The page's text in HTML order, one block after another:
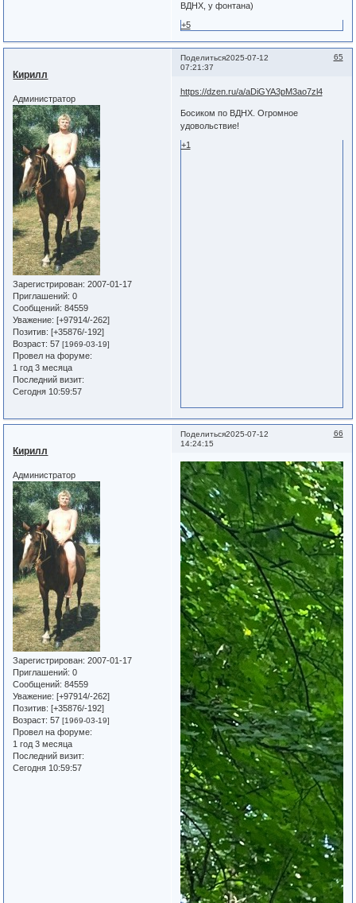
ВДНХ, у фонтана)
+5
Поделиться 65
2025-07-12
07:21:37
Кирилл
Администратор
Зарегистрирован: 2007-01-17
Приглашений: 0
Сообщений: 84559
Уважение: [+97914/-262]
Позитив: [+35876/-192]
Возраст: 57[1969-03-19]
Провел на форуме:
1 год 3 месяца
Последний визит:
Сегодня 10:59:57
https://dzen.ru/a/aDiGYA3pM3ao7zl4
Босиком по ВДНХ. Огромное
удовольствие!
+1
Поделиться 66
2025-07-12
14:24:15
Кирилл
Администратор
Зарегистрирован: 2007-01-17
Приглашений: 0
Сообщений: 84559
Уважение: [+97914/-262]
Позитив: [+35876/-192]
Возраст: 57[1969-03-19]
Провел на форуме:
1 год 3 месяца
Последний визит:
Сегодня 10:59:57